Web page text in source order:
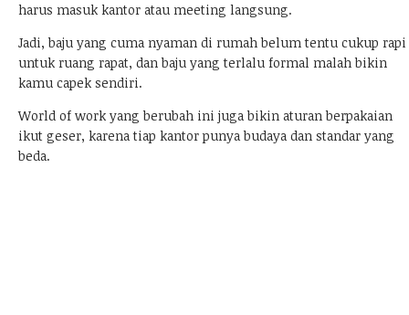
harus masuk kantor atau meeting langsung.
Jadi, baju yang cuma nyaman di rumah belum tentu cukup rapi
untuk ruang rapat, dan baju yang terlalu formal malah bikin
kamu capek sendiri.
World of work yang berubah ini juga bikin aturan berpakaian
ikut geser, karena tiap kantor punya budaya dan standar yang
beda.